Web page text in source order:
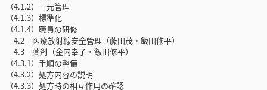
（4.1.2）一元管理
（4.1.3）標準化
（4.1.4）職員の研修
4.2 医療放射線安全管理（藤田茂・飯田修平）
4.3 薬剤（金内幸子・飯田修平）
（4.3.1）手順の整備
（4.3.2）処方内容の説明
（4.3.3）処方時の相互作用の確認